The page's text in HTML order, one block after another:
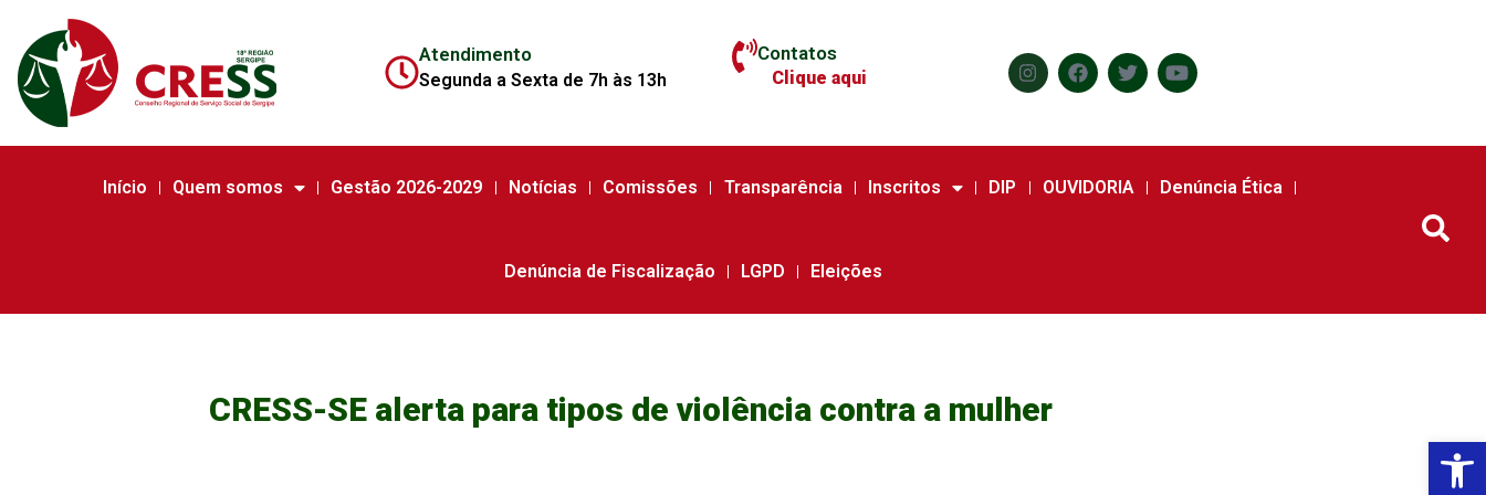
Atendimento
Segunda a Sexta de 7h às 13h
Contatos
Clique aqui
Início Quem somos Gestão 2026-2029 Notícias Comissões Transparência Inscritos DIP OUVIDORIA Denúncia Ética
Denúncia de Fiscalização LGPD Eleições
CRESS-SE alerta para tipos de violência contra a mulher